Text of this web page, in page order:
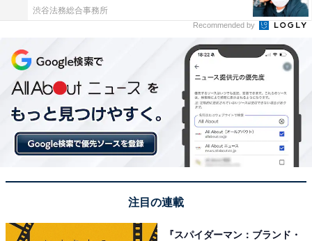
けてトラムに乗り込み、ウッディやバズたちとシューテ
ィングを楽しむことができます。何度乗っても夢中にな
れる楽しさが、高い得票につながったようです。
回答者コメント
「トイストーリーの世界に飛びこめて楽しめるしよ
り映画を見たいという気持ちが高まる」（40代男性
「乗り物に乗ってシューティングするので、大人か
渋谷法務総合事務所
Recommended by
注目の連載
『スパイダーマン：ブランド・